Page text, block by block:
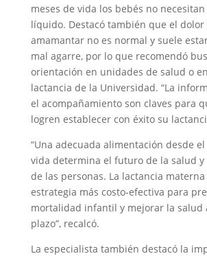
meses de vida los bebés no
líquido. Destacó también que el dolor
amamantar no es normal y suele
mal agarre, por lo que recomendó
orientación en unidades de salud o
lactancia de la Universidad. “La
el acompañamiento son claves para
logren establecer con éxito su
“Una adecuada alimentación desde
vida determina el futuro de la salud
de las personas. La lactancia materna
estrategia más costo-efectiva para
mortalidad infantil y mejorar la salud
plazo”, recalcó.
La especialista también destacó la